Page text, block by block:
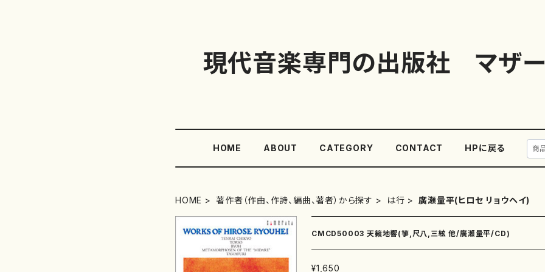
現代音楽専門の出版社 マザ
HOME ABOUT CATEGORY CONTACT HPに戻る
HOME 著作者（作曲、作詩、編曲、著者）から探す は行 廣瀬量平(ヒロセ リョウヘイ)
CMCD50003 天籟地響(箏,尺八,三絃 他/廣瀬量平/CD)
¥1,650